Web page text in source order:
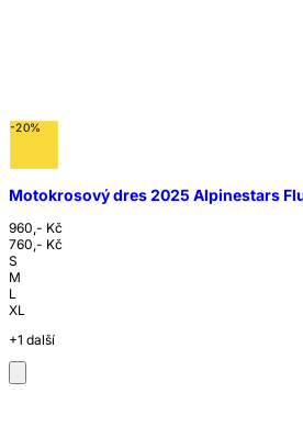
-20%
Motokrosový dres 2025 Alpinestars
960,- Kč
760,- Kč
S
M
L
XL
+1 další